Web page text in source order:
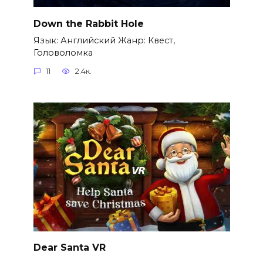
Down the Rabbit Hole
Язык: Английский Жанр: Квест,
Головоломка
11 2.4к.
Dear Santa VR